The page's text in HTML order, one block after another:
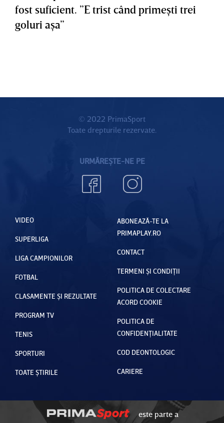
fost suficient. ”E trist când primeşti trei
goluri aşa”
© 2022 PrimaSport
Toate drepturile rezervate.
URMĂREȘTE-NE PE
VIDEO
SUPERLIGA
LIGA CAMPIONILOR
FOTBAL
CLASAMENTE ȘI REZULTATE
PROGRAM TV
TENIS
SPORTURI
TOATE ȘTIRILE
ABONEAZĂ-TE LA
PRIMAPLAY.RO
CONTACT
TERMENI ȘI CONDIȚII
POLITICA DE COLECTARE
ACORD COOKIE
POLITICA DE
CONFIDENȚIALITATE
COD DEONTOLOGIC
CARIERE
este parte a